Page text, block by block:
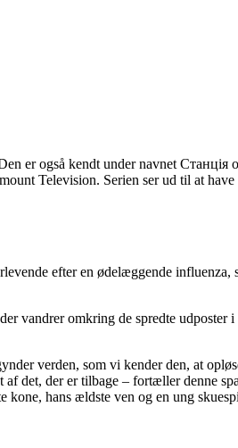
er også kendt under navnet Станція
Television. Serien ser ud til at
efter en ødelæggende influenza,
vandrer omkring de spredte udposter
verden, som vi kender den, at
det, der er tilbage – fortæller denne
kone, hans ældste ven og en ung